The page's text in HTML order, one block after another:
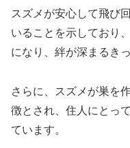
スズメが安心して飛び
いることを示しており
になり、絆が深まるき
さらに、スズメが巣を
徴とされ、住人にとっ
ています。